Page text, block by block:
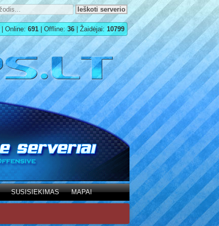
| Online: 691 | Offline: 36 | Žaidėjai: 10799
SUSISIEKIMAS MAPAI